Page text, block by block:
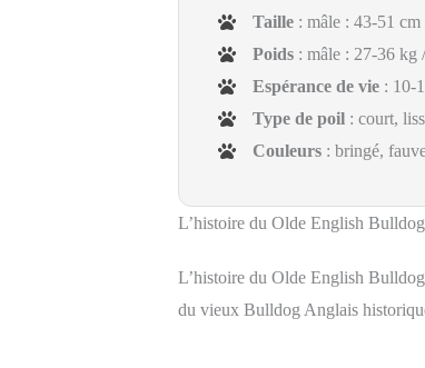
Taille : mâle : 43-51
Poids : mâle : 27-36 kg
Espérance de vie : 10-
Type de poil : court,
Couleurs : bringé,
L’histoire du Olde English
L’histoire du Olde English
du vieux Bulldog Anglais